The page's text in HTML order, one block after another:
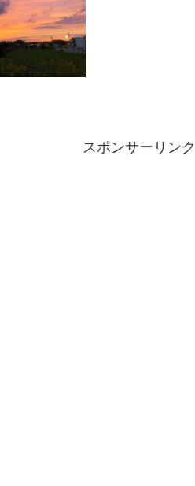
スポンサーリンク